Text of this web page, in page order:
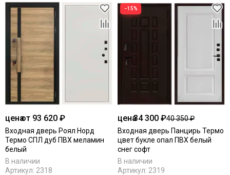
ценаот 93 620 ₽
Входная дверь Роял Норд
Термо СПЛ дуб ПВХ меламин
белый
В наличии
Артикул: 2318
−15%
цена34 300 ₽40 350 ₽
Входная дверь Панцирь Термо
цвет букле опал ПВХ белый
снег софт
В наличии
Артикул: 2319